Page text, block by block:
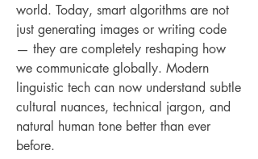
world. Today, smart algorithms are not
just generating images or writing code
— they are completely reshaping how
we communicate globally. Modern
linguistic tech can now understand subtle
cultural nuances, technical jargon, and
natural human tone better than ever
before.